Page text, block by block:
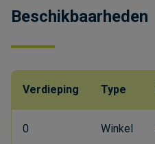
Beschikbaarheden
Verdieping Type
0 Winkel